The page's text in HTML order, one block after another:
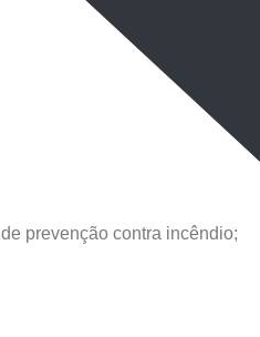
prevenção contra incêndio;